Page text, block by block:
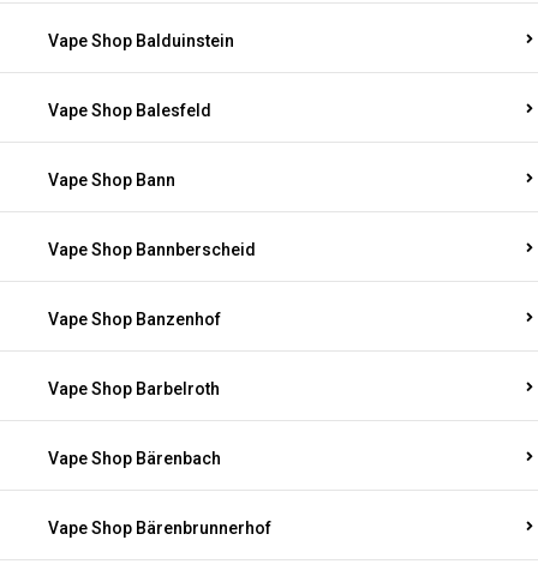
Vape Shop Balduinstein
Vape Shop Balesfeld
Vape Shop Bann
Vape Shop Bannberscheid
Vape Shop Banzenhof
Vape Shop Barbelroth
Vape Shop Bärenbach
Vape Shop Bärenbrunnerhof